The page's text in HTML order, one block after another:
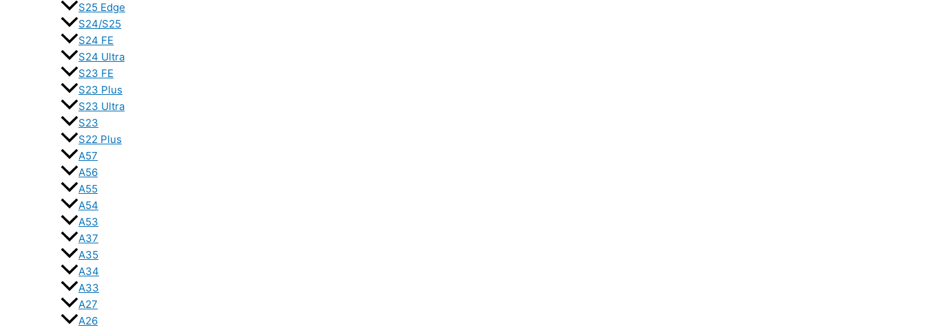
S25 Edge
S24/S25
S24 FE
S24 Ultra
S23 FE
S23 Plus
S23 Ultra
S23
S22 Plus
A57
A56
A55
A54
A53
A37
A35
A34
A33
A27
A26